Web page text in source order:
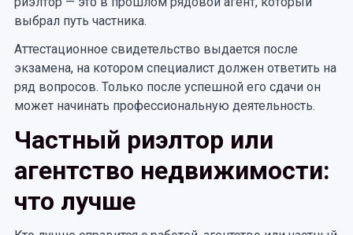
выбрал путь частника.
Аттестационное свидетельство выдается после
экзамена, на котором специалист должен ответить на
ряд вопросов. Только после успешной его сдачи он
может начинать профессиональную деятельность.
Частный риэлтор или
агентство недвижимости:
что лучше